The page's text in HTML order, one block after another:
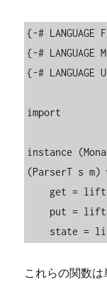
{-#
{-#
{-#
import
instance
(ParserT s m)
state =
これらの関数は